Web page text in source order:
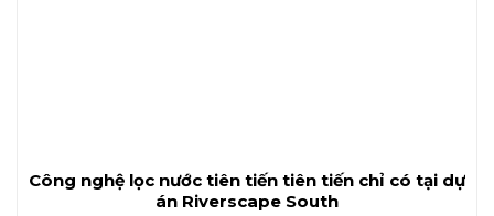
Công nghệ lọc nước tiên tiến tiên tiến chỉ có tại dự
án Riverscape South